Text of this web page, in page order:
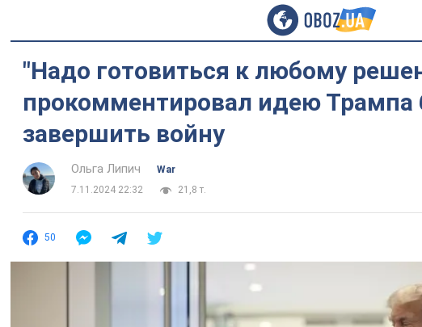
"Надо готовиться к любому
прокомментировал идею Трампа
завершить войну
Ольга Липич
War
7.11.2024 22:32
21,8 т.
50